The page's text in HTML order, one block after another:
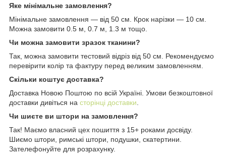
Яке мінімальне замовлення?
Мінімальне замовлення — від 50 см. Крок нарізки — 10 см.
Можна замовити 0.5 м, 0.7 м, 1.3 м тощо.
Чи можна замовити зразок тканини?
Так, можна замовити тестовий відріз від 50 см. Рекомендуємо
перевірити колір та фактуру перед великим замовленням.
Скільки коштує доставка?
Доставка Новою Поштою по всій Україні. Умови безкоштовної
доставки дивіться на сторінці доставки.
Чи шиєте ви штори на замовлення?
Так! Маємо власний цех пошиття з 15+ роками досвіду.
Шиємо штори, римські штори, подушки, скатертини.
Зателефонуйте для розрахунку.